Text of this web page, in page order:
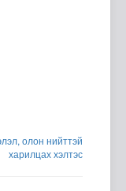
олон нийттэй
харилцах хэлтэс